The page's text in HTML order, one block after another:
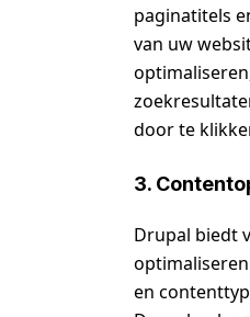
paginatitels
van uw
door te
3.
Drupal biedt
en